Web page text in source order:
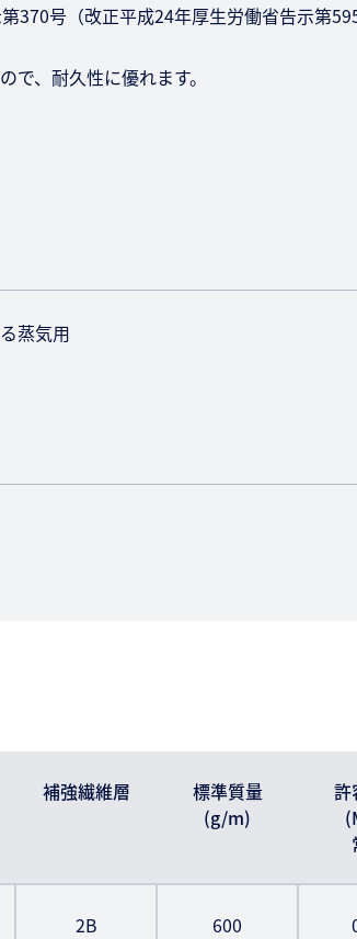
号（改正平成24年厚生労働省告示第
、耐久性に優れます。
蒸気用
補強繊維層
標準質量
(g/m)
許
2B 600